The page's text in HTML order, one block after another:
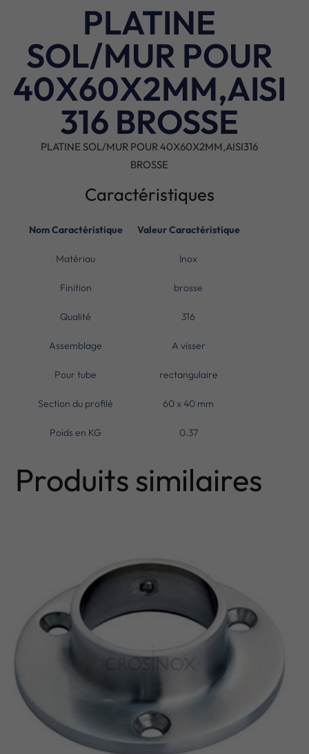
PLATINE
SOL/MUR POUR
40X60X2MM,AISI
316 BROSSE
PLATINE SOL/MUR POUR 40X60X2MM,AISI316
BROSSE
Caractéristiques
Nom Caractéristique Valeur Caractéristique
Matériau Inox
Finition brosse
Qualité 316
Assemblage A visser
Pour tube rectangulaire
Section du profilé 60 x 40 mm
Poids en KG 0.37
Produits similaires